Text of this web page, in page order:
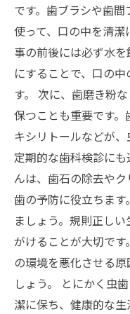
です。歯ブラシや歯
使って、口の中を清
事の前後には必ず水
にすることで、口の
す。 次に、歯磨き粉
保つことも重要です
キシリトールなどが、
定期的な歯科検診に
んは、歯石の除去や
歯の予防に役立ちま
ましょう。規則正し
がけることが大切で
の環境を悪化させる
しょう。 とにかく虫
潔に保ち、健康的な